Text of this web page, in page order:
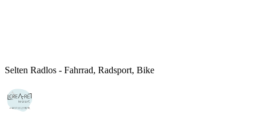
Selten Radlos - Fahrrad, Radsport, Bike